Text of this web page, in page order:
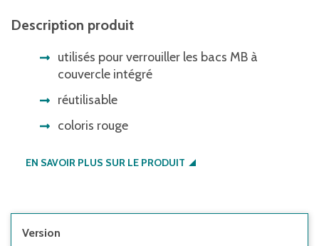
Description produit
utilisés pour verrouiller les bacs MB à
couvercle intégré
réutilisable
coloris rouge
EN SAVOIR PLUS SUR LE PRODUIT
Version